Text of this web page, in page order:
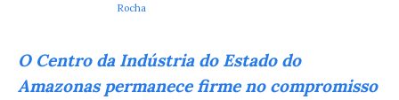
O Centro da Indústria do Estado do
Amazonas permanece firme no compromisso